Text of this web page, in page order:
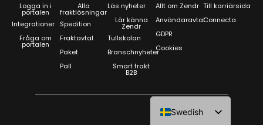
Logga in i
portalen
Integrationer
Fråga om
portalen
Alla
fraktlösningar
Spedition
Fraktavtal
Paket
Pall
Läs nyheter
Lär känna
Zendr
Tullskolan
Branschnyheter
Smart frakt
B2B
Allt om Zendr
Användaravtal
GDPR
Cookies
Till karriärsida
Connecta
Swedish